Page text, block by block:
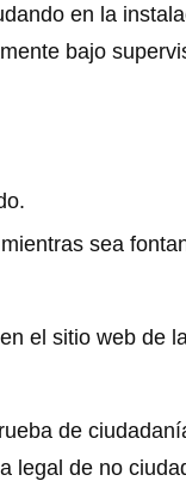
en la
bajo
sea
el sitio web de
de
legal de no